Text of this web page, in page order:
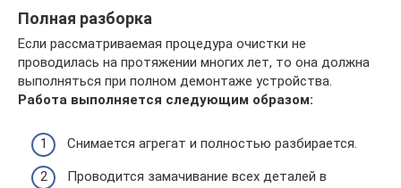
Полная разборка
Если рассматриваемая процедура очистки не
проводилась на протяжении многих лет, то она должна
выполняться при полном демонтаже устройства.
Работа выполняется следующим образом:
Снимается агрегат и полностью разбирается.
Проводится замачивание всех деталей в